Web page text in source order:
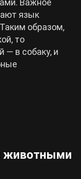
Важное
язык
образом,
то
— в собаку, и
животными